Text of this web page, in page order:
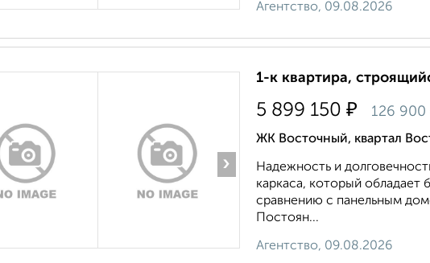
Агентство, 09.08.2026
›
1-к квартира,
5 899 150 ₽ 126 900
ЖК Восточный, квартал
Надежность и
каркаса, который
сравнению с панельным
Постоян...
Агентство, 09.08.2026